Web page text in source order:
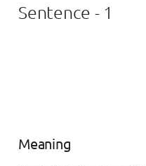
Sentence - 1
Meaning